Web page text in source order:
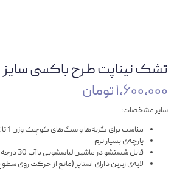
تشک نیناپت طرح باکسی سایز 3
۱,۶۰۰,۰۰۰ تومان
سایر مشخصات:
مناسب برای گربه‌ها و سگ‌های کوچک وزن 1 تا 12 کیلوگرم
پارچه‌ی بسیار نرم
قابل شستشو در ماشین لباسشویی با آب 30 درجه
لایه‌ی زیرین دارای استاپر (مانع از حرکت روی